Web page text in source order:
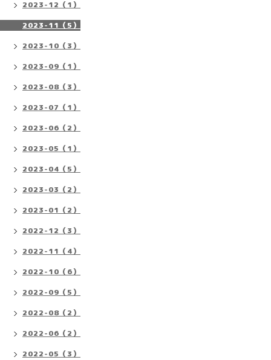
2023-12（1）
2023-11（5）
2023-10（3）
2023-09（1）
2023-08（3）
2023-07（1）
2023-06（2）
2023-05（1）
2023-04（5）
2023-03（2）
2023-01（2）
2022-12（3）
2022-11（4）
2022-10（6）
2022-09（5）
2022-08（2）
2022-06（2）
2022-05（3）